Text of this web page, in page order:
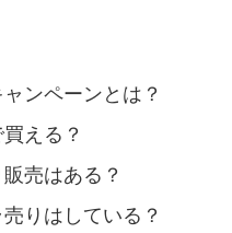
ンペーンとは？
える？
売はある？
りはしている？